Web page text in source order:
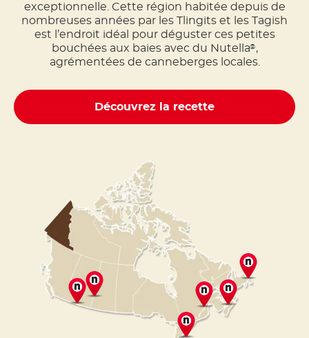
exceptionnelle. Cette région habitée depuis de
nombreuses années par les Tlingits et les Tagish
est l’endroit idéal pour déguster ces petites
bouchées aux baies avec du Nutella® ,
agrémentées de canneberges locales.
Découvrez la recette